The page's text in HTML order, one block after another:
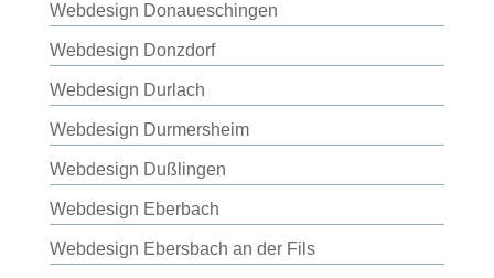
Webdesign Donaueschingen
Webdesign Donzdorf
Webdesign Durlach
Webdesign Durmersheim
Webdesign Dußlingen
Webdesign Eberbach
Webdesign Ebersbach an der Fils